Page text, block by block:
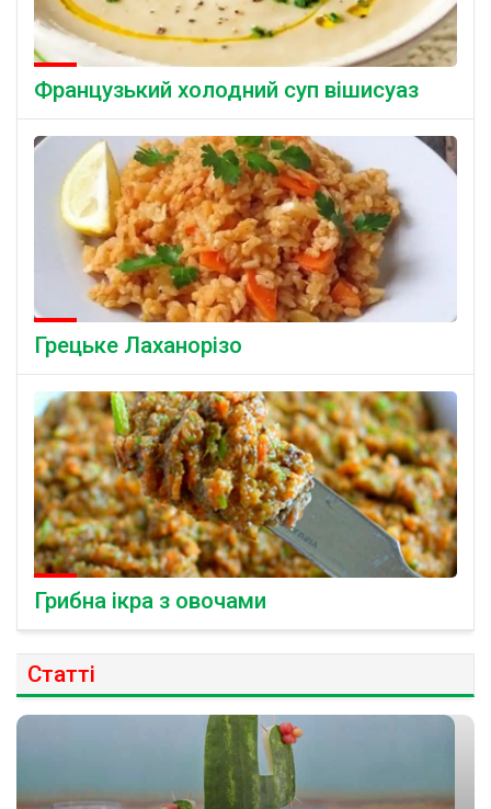
Французький холодний суп вішисуаз
Грецьке Лаханорізо
Грибна ікра з овочами
Статті